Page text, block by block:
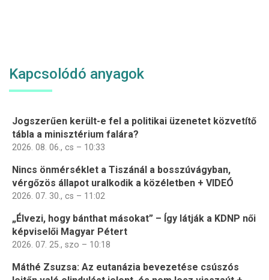
Kapcsolódó anyagok
Jogszerűen került-e fel a politikai üzenetet közvetítő
tábla a minisztérium falára?
2026. 08. 06., cs – 10:33
Nincs önmérséklet a Tiszánál a bosszúvágyban,
vérgőzös állapot uralkodik a közéletben + VIDEÓ
2026. 07. 30., cs – 11:02
„Élvezi, hogy bánthat másokat” – Így látják a KDNP női
képviselői Magyar Pétert
2026. 07. 25., szo – 10:18
Máthé Zsuzsa: Az eutanázia bevezetése csúszós